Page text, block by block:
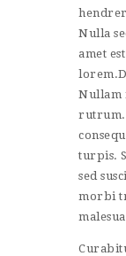
Nulla
amet
Nullam
rutrum.
turpis.
sed
morbi